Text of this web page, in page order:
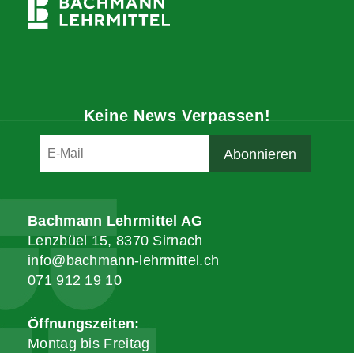
Keine News Verpassen!
Bachmann Lehrmittel AG
Lenzbüel 15, 8370 Sirnach
info@bachmann-lehrmittel.ch
071 912 19 10
Öffnungszeiten:
Montag bis Freitag